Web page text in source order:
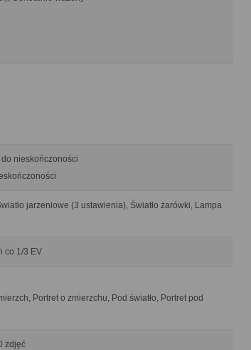
do nieskończoności
jarzeniowe (3 ustawienia), Światło żarówki, Lampa
co 1/3 EV
Portret o zmierzchu, Pod światło, Portret pod
zdjęć